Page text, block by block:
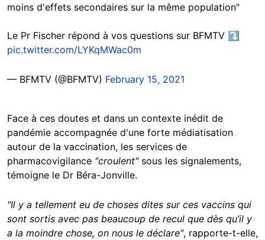
moins d'effets secondaires sur la même population"
Le Pr Fischer répond à vos questions sur BFMTV ⤵
pic.twitter.com/LYKqMWac0m
— BFMTV (@BFMTV) February 15, 2021
Face à ces doutes et dans un contexte inédit de
pandémie accompagnée d'une forte médiatisation
autour de la vaccination, les services de
pharmacovigilance "croulent"sous les signalements,
témoigne le Dr Béra-Jonville.
"Il y a tellement eu de choses dites sur ces vaccins qui
sont sortis avec pas beaucoup de recul que dès qu’il y
a la moindre chose, on nous le déclare", rapporte-t-elle,